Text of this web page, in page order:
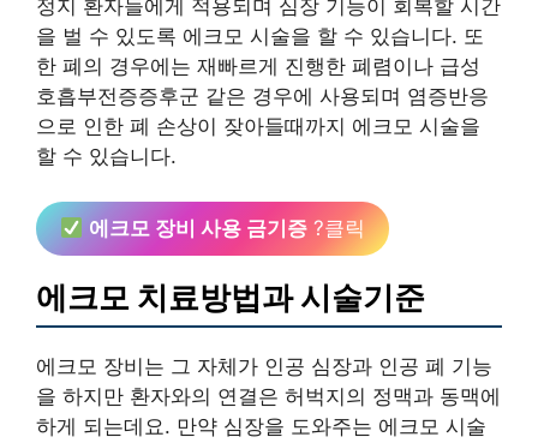
정지 환자들에게 적용되며 심장 기능이 회복할 시간
을 벌 수 있도록 에크모 시술을 할 수 있습니다. 또
한 폐의 경우에는 재빠르게 진행한 폐렴이나 급성
호흡부전증증후군 같은 경우에 사용되며 염증반응
으로 인한 폐 손상이 잦아들때까지 에크모 시술을
할 수 있습니다.
에크모 장비 사용 금기증 ?클릭
에크모 치료방법과 시술기준
에크모 장비는 그 자체가 인공 심장과 인공 폐 기능
을 하지만 환자와의 연결은 허벅지의 정맥과 동맥에
하게 되는데요. 만약 심장을 도와주는 에크모 시술